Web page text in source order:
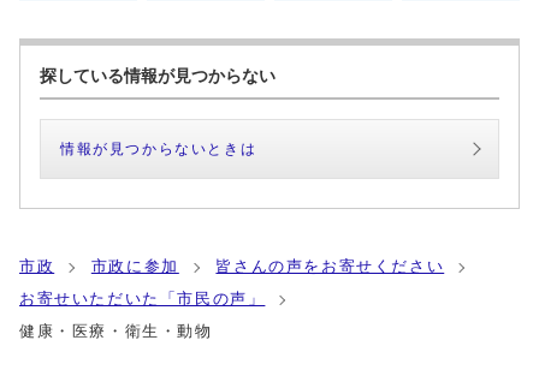
探している情報が見つからない
情報が見つからないときは
市政 市政に参加
皆さんの声をお寄せください
お寄せいただいた「市民の声」
健康・医療・衛生・動物